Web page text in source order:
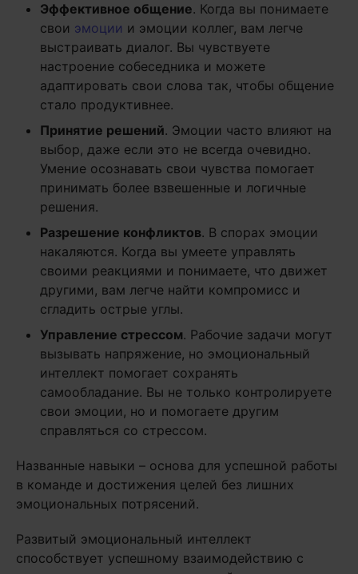
Эффективное общение. Когда вы понимаете
свои эмоции и эмоции коллег, вам легче
выстраивать диалог. Вы чувствуете
настроение собеседника и можете
адаптировать свои слова так, чтобы общение
стало продуктивнее.
Принятие решений. Эмоции часто влияют на
выбор, даже если это не всегда очевидно.
Умение осознавать свои чувства помогает
принимать более взвешенные и логичные
решения.
Разрешение конфликтов. В спорах эмоции
накаляются. Когда вы умеете управлять
своими реакциями и понимаете, что движет
другими, вам легче найти компромисс и
сгладить острые углы.
Управление стрессом. Рабочие задачи могут
вызывать напряжение, но эмоциональный
интеллект помогает сохранять
самообладание. Вы не только контролируете
свои эмоции, но и помогаете другим
справляться со стрессом.
Названные навыки – основа для успешной работы
в команде и достижения целей без лишних
эмоциональных потрясений.
Развитый эмоциональный интеллект
способствует успешному взаимодействию с